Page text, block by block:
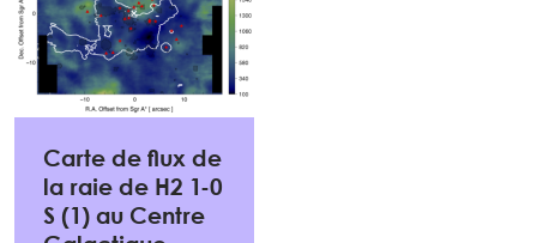
Carte de flux de
la raie de H2 1-0
S (1) au Centre